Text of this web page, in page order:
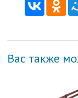
Вас также